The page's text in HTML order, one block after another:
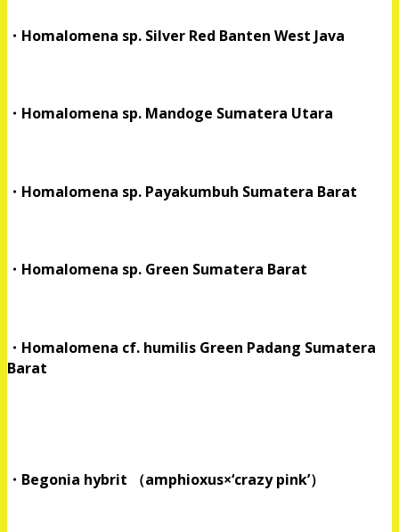
・Homalomena sp. Silver Red Banten West Java
・Homalomena sp. Mandoge Sumatera Utara
・Homalomena sp. Payakumbuh Sumatera Barat
・Homalomena sp. Green Sumatera Barat
・Homalomena cf. humilis Green Padang Sumatera
Barat
・Begonia hybrit （amphioxus×‘crazy pink’）